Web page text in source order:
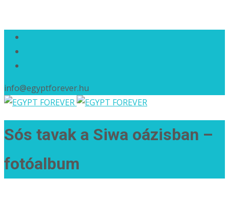
info@egyptforever.hu
Sós tavak a Siwa oázisban –
fotóalbum